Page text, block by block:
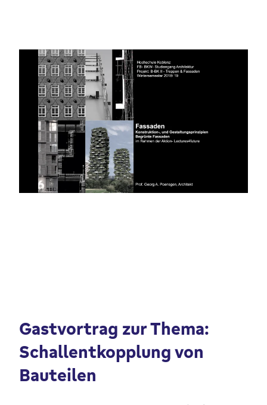
Gastvortrag zur Thema:
Schallentkopplung von
Bauteilen